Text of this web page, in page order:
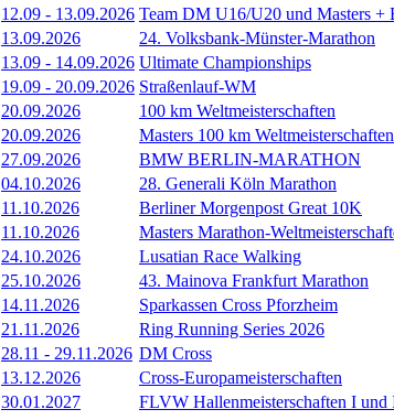
12.09 - 13.09.2026 Team DM U16/U20 und Masters +
13.09.2026
24. Volksbank-Münster-Marathon
13.09 - 14.09.2026 Ultimate Championships
19.09 - 20.09.2026 Straßenlauf-WM
20.09.2026
100 km Weltmeisterschaften
20.09.2026
Masters 100 km Weltmeisterschaften
27.09.2026
BMW BERLIN-MARATHON
04.10.2026
28. Generali Köln Marathon
11.10.2026
Berliner Morgenpost Great 10K
11.10.2026
Masters Marathon-
24.10.2026
Lusatian Race Walking
25.10.2026
43. Mainova Frankfurt Marathon
14.11.2026
Sparkassen Cross Pforzheim
21.11.2026
Ring Running Series 2026
28.11 - 29.11.2026 DM Cross
13.12.2026
Cross-Europameisterschaften
30.01.2027
FLVW Hallenmeisterschaften I und